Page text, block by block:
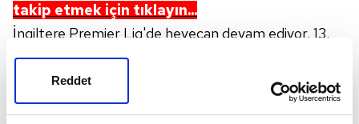
Reddet
takip etmek için tıklayın...
İngiltere Premier Lig'de heyecan devam ediyor. 13.
hafta maçındaCrystal Palace
United karşı karşıya gelecek. Maç ile ilgili tüm
detaylar merak ediliyor. Peki, Crystal Palace -